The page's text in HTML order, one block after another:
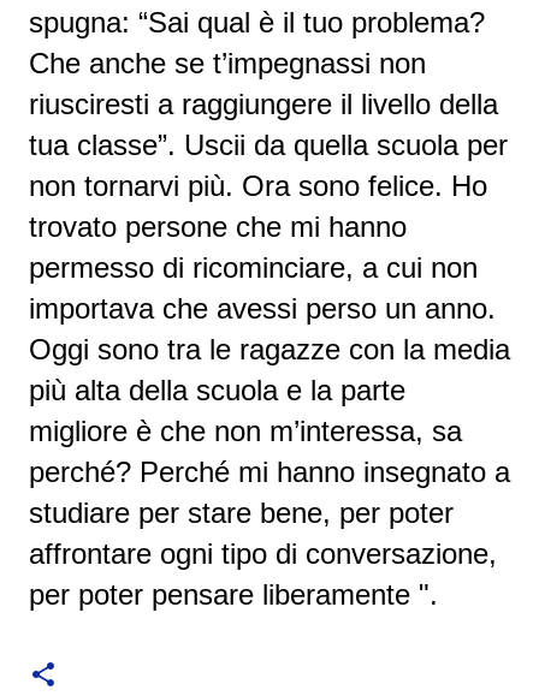
spugna: “Sai qual è il tuo problema?
Che anche se t’impegnassi non
riusciresti a raggiungere il livello della
tua classe”. Uscii da quella scuola per
non tornarvi più. Ora sono felice. Ho
trovato persone che mi hanno
permesso di ricominciare, a cui non
importava che avessi perso un anno.
Oggi sono tra le ragazze con la media
più alta della scuola e la parte
migliore è che non m’interessa, sa
perché? Perché mi hanno insegnato a
studiare per stare bene, per poter
affrontare ogni tipo di conversazione,
per poter pensare liberamente ".